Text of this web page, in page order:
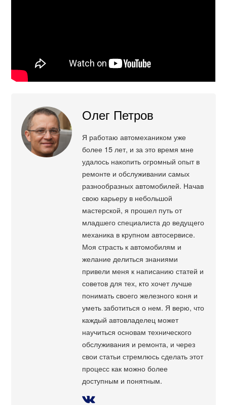
Олег Петров
Я работаю автомехаником уже
более 15 лет, и за это время мне
удалось накопить огромный опыт в
ремонте и обслуживании самых
разнообразных автомобилей. Начав
свою карьеру в небольшой
мастерской, я прошел путь от
младшего специалиста до ведущего
механика в крупном автосервисе.
Моя страсть к автомобилям и
желание делиться знаниями
привели меня к написанию статей и
советов для тех, кто хочет лучше
понимать своего железного коня и
уметь заботиться о нем. Я верю, что
каждый автовладелец может
научиться основам технического
обслуживания и ремонта, и через
свои статьи стремлюсь сделать этот
процесс как можно более
доступным и понятным.